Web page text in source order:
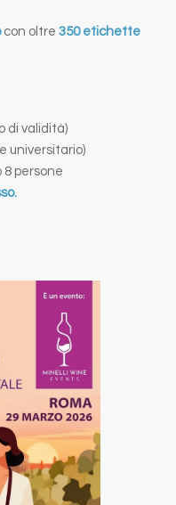
con oltre 350 etichette
di validità)
universitario)
persone